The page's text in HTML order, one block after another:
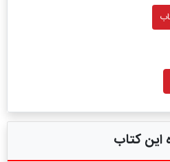
این کتاب